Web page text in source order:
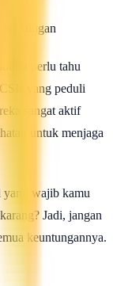
perlu tahu
yang peduli
sangat aktif
untuk menjaga
yang wajib kamu
Jadi, jangan
keuntungannya.